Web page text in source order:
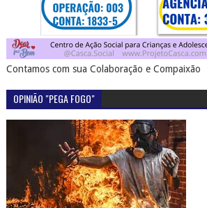
Contamos com sua Colaboração e Compaixão
OPINIÃO "PEGA FOGO"